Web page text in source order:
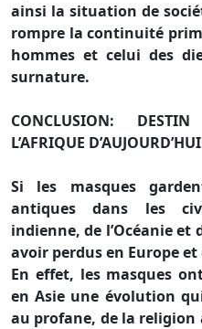
ainsi la situation de
rompre la continuité
hommes et celui des
surnature.
CONCLUSION:
L’AFRIQUE D’AUJOURD’HUI
Si les masques
antiques dans les
indienne, de l’Océanie et
avoir perdus en Europe et
En effet, les masques
en Asie une évolution
au profane, de la religion